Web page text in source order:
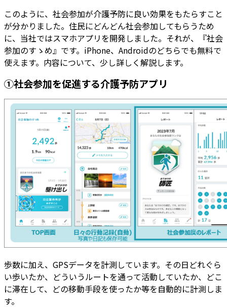
このように、社会参加が介護予防に良い効果をもたらすこと
が分かりました。住民にどんどん社会参加してもらうため
に、当社ではスマホアプリを開発しました。それが、『社会
参加のすゝめ』です。iPhone、Androidのどちらでも無料で
使えます。内容について、少し詳しく解説します。
①社会参加を促進する介護予防アプリ
歩数に加え、GPSデータを計測しています。その日どれぐら
い歩いたか、どういうルートを通って活動していたか、どこ
に滞在して、どの移動手段を使ったか等を自動的に計測しま
す。